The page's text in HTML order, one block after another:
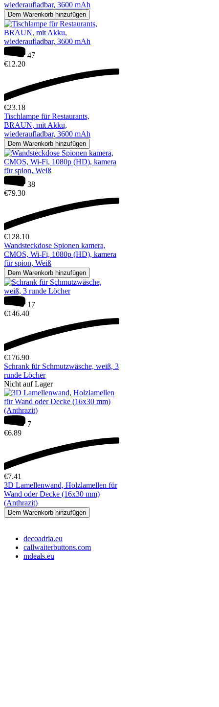
wiederaufladbar, 3600 mAh
Dem Warenkorb hinzufügen
47
€12.20
€23.18
Tischlampe für Restaurants,
BRAUN, mit Akku,
wiederaufladbar, 3600 mAh
Dem Warenkorb hinzufügen
38
€79.30
€128.10
Wandsteckdose Spionen kamera,
CMOS, Wi-Fi, 1080p (HD), kamera
für spion, Weiß
Dem Warenkorb hinzufügen
17
€146.40
€176.90
Schrank für Schmutzwäsche, weiß, 3
runde Löcher
Nicht auf Lager
7
€6.89
€7.41
3D Lamellenwand, Holzlamellen für
Wand oder Decke (16x30 mm)
(Anthrazit)
Dem Warenkorb hinzufügen
decoadria.eu
callwaiterbuttons.com
mdeals.eu